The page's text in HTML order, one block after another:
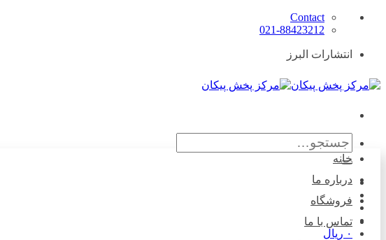
Skip
Contact
021-88423212
انتشارات البرز
جستجو
برای:
۰ ریال
خانه
درباره ما
فروشگاه
تماس با ما